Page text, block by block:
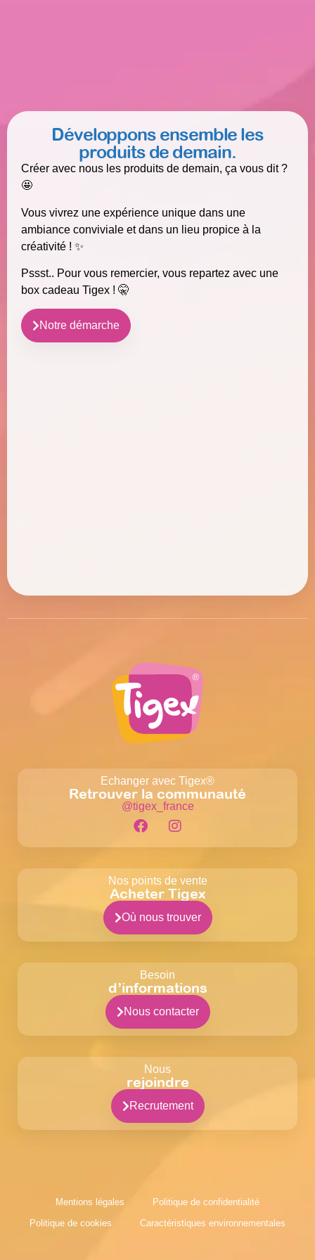
Développons ensemble les
produits de demain.
Créer avec nous les produits de demain, ça vous dit ?
🤩
Vous vivrez une expérience unique dans une
ambiance conviviale et dans un lieu propice à la
créativité ! ✨
Pssst.. Pour vous remercier, vous repartez avec une
box cadeau Tigex ! 🤫
Notre démarche
Echanger avec Tigex®
Retrouver la communauté
@tigex_france
Nos points de vente
Acheter Tigex
Où nous trouver
Besoin
d’informations
Nous contacter
Nous
rejoindre
Recrutement
Mentions légales
Politique de confidentialité
Politique de cookies
Caractéristiques environnementales